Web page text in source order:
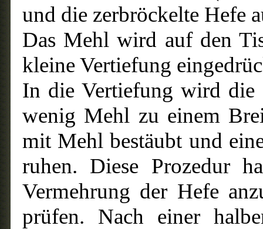
und die zerbröckelte Hefe
Das Mehl wird auf den
kleine Vertiefung
In die Vertiefung wird die
wenig Mehl zu einem
mit Mehl bestäubt und
ruhen. Diese Prozedur
Vermehrung der Hefe
prüfen. Nach einer